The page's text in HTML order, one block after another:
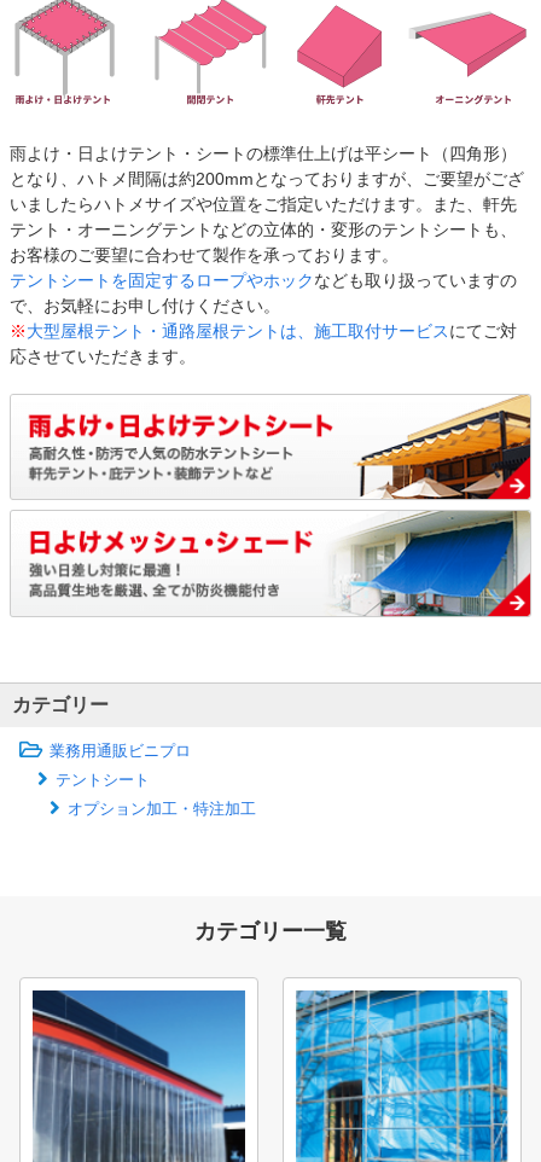
雨よけ・日よけテント・シートの標準仕上げは平シート（四角形）
となり、ハトメ間隔は約200mmとなっておりますが、ご要望がござ
いましたらハトメサイズや位置をご指定いただけます。また、軒先
テント・オーニングテントなどの立体的・変形のテントシートも、
お客様のご要望に合わせて製作を承っております。
テントシートを固定するロープやホックなども取り扱っていますの
で、お気軽にお申し付けください。
※大型屋根テント・通路屋根テントは、施工取付サービスにてご対
応させていただきます。
カテゴリー
業務用通販ビニプロ
テントシート
オプション加工・特注加工
カテゴリー一覧